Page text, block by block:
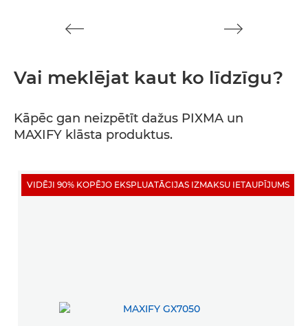
Vai meklējat kaut ko līdzīgu?
Kāpēc gan neizpētīt dažus PIXMA un
MAXIFY klāsta produktus.
VIDĒJI 90% KOPĒJO EKSPLUATĀCIJAS IZMAKSU IETAUPĪJUMS